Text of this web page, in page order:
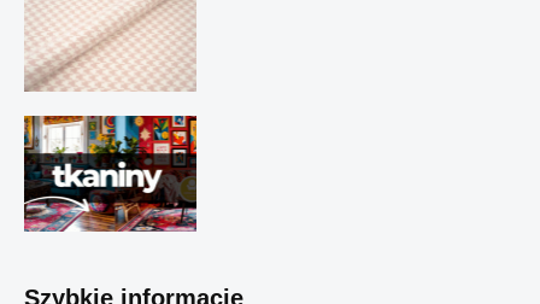
Szybkie informacje